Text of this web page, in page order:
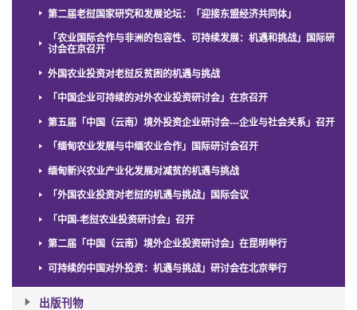
第二届老挝国家研究和发展论坛：「迎接东盟经济共同体」
「农业国际合作与非洲的包容性、可持续发展：机遇和挑战」国际研
讨会在京召开
外国农业投资对老挝反贫困的机遇与挑战
「中国企业可持续的对外农业投资研讨会」在京召开
第五届「中国（云南）境外投资企业研讨会---企业与社会关系」召开
「缅甸农业发展与中缅农业合作」国际研讨会召开
缅甸新兴农业产业化发展对减贫的机遇与挑战
「外国农业投资对老挝的机遇与挑战」国际会议
「中国-老挝农业投资研讨会」召开
第二届「中国（云南）境外企业投资研讨会」在昆明举行
可持续的中国对外投资：机遇与挑战」研讨会在北京举行
出版刊物